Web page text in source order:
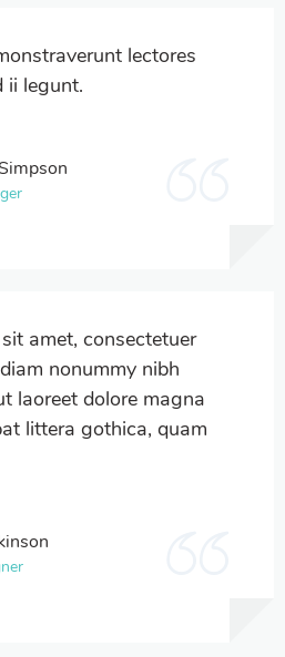
lectores
ii legunt.
amet, consectetuer
nonummy nibh
laoreet dolore magna
littera gothica, quam